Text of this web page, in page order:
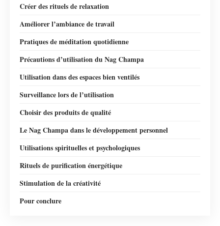
Créer des rituels de relaxation
Améliorer l’ambiance de travail
Pratiques de méditation quotidienne
Précautions d’utilisation du Nag Champa
Utilisation dans des espaces bien ventilés
Surveillance lors de l’utilisation
Choisir des produits de qualité
Le Nag Champa dans le développement personnel
Utilisations spirituelles et psychologiques
Rituels de purification énergétique
Stimulation de la créativité
Pour conclure